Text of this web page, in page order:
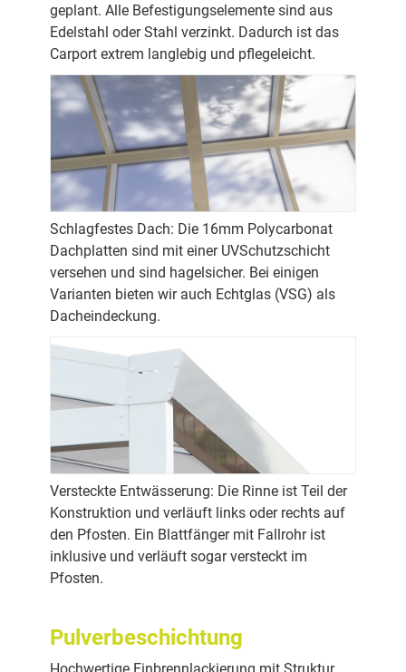
geplant. Alle Befestigungselemente sind aus
Edelstahl oder Stahl verzinkt. Dadurch ist das
Carport extrem langlebig und pflegeleicht.
Schlagfestes Dach: Die 16mm Polycarbonat
Dachplatten sind mit einer UVSchutzschicht
versehen und sind hagelsicher. Bei einigen
Varianten bieten wir auch Echtglas (VSG) als
Dacheindeckung.
Versteckte Entwässerung: Die Rinne ist Teil der
Konstruktion und verläuft links oder rechts auf
den Pfosten. Ein Blattfänger mit Fallrohr ist
inklusive und verläuft sogar versteckt im
Pfosten.
Pulverbeschichtung